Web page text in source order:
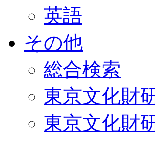
英語
その他
総合検索
東京文化財
東京文化財